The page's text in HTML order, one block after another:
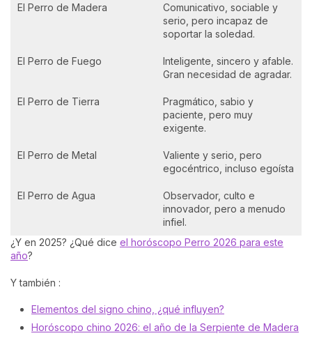
El Perro de Madera
Comunicativo, sociable y
serio, pero incapaz de
soportar la soledad.
El Perro de Fuego
Inteligente, sincero y afable.
Gran necesidad de agradar.
El Perro de Tierra
Pragmático, sabio y
paciente, pero muy
exigente.
El Perro de Metal
Valiente y serio, pero
egocéntrico, incluso egoísta
El Perro de Agua
Observador, culto e
innovador, pero a menudo
infiel.
¿Y en 2025? ¿Qué dice el horóscopo Perro 2026 para este
año?
Y también :
Elementos del signo chino, ¿qué influyen?
Horóscopo chino 2026: el año de la Serpiente de Madera